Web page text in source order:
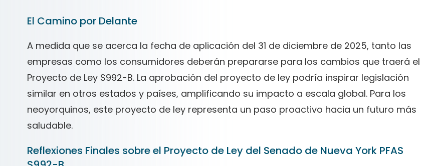
El Camino por Delante
A medida que se acerca la fecha de aplicación del 31 de diciembre de 2025, tanto las
empresas como los consumidores deberán prepararse para los cambios que traerá el
Proyecto de Ley S992-B. La aprobación del proyecto de ley podría inspirar legislación
similar en otros estados y países, amplificando su impacto a escala global. Para los
neoyorquinos, este proyecto de ley representa un paso proactivo hacia un futuro más
saludable.
Reflexiones Finales sobre el Proyecto de Ley del Senado de Nueva York PFAS